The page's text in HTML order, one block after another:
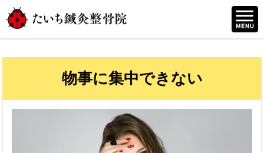
物事に集中できない